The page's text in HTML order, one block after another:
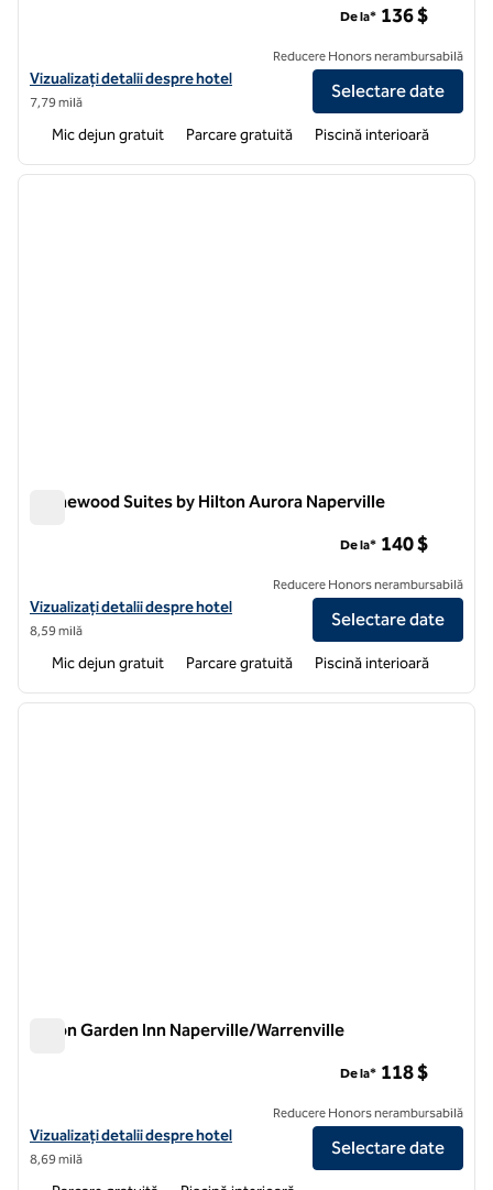
Vizualizați detaliile hotelului pentru Embassy Suites by Hilton
Vizualizați detalii despre hotel
7,79 milă
De la* 136 $
Reducere Honors nerambursabilă
Selectare date
Mic dejun gratuit Parcare gratuită Piscină interioară
1 din 12
Homewood Suites by Hilton Aurora Naperville
Vizualizați detaliile hotelului pentru Homewood Suites by Hilton
Vizualizați detalii despre hotel
8,59 milă
De la* 140 $
Reducere Honors nerambursabilă
Selectare date
Mic dejun gratuit Parcare gratuită Piscină interioară
1 din 12
Hilton Garden Inn Naperville/Warrenville
Vizualizați detaliile hotelului Hilton Garden Inn Naperville/Warrenville
Vizualizați detalii despre hotel
8,69 milă
De la* 118 $
Reducere Honors nerambursabilă
Selectare date